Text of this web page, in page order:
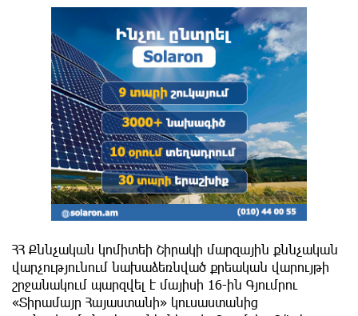
ՀՀ Քննչական կոմիտեի Շիրակի մարզային քննչական
վարչությունում նախաձեռնված քրեական վարույթի
շրջանակում պարզվել է մայիսի 16-ին Գյումրու
«Տիրամայր Հայաստանի» կուսաստանից